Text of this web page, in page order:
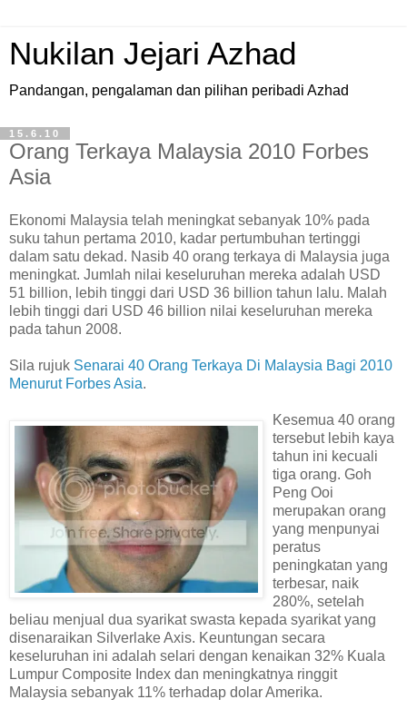
Nukilan Jejari Azhad
Pandangan, pengalaman dan pilihan peribadi Azhad
15.6.10
Orang Terkaya Malaysia 2010 Forbes
Asia
Ekonomi Malaysia telah meningkat sebanyak 10% pada
suku tahun pertama 2010, kadar pertumbuhan tertinggi
dalam satu dekad. Nasib 40 orang terkaya di Malaysia juga
meningkat. Jumlah nilai keseluruhan mereka adalah USD
51 billion, lebih tinggi dari USD 36 billion tahun lalu. Malah
lebih tinggi dari USD 46 billion nilai keseluruhan mereka
pada tahun 2008.
Sila rujuk Senarai 40 Orang Terkaya Di Malaysia Bagi 2010
Menurut Forbes Asia.
Kesemua 40 orang
tersebut lebih kaya
tahun ini kecuali
tiga orang. Goh
Peng Ooi
merupakan orang
yang menpunyai
peratus
peningkatan yang
terbesar, naik
280%, setelah
beliau menjual dua syarikat swasta kepada syarikat yang
disenaraikan Silverlake Axis. Keuntungan secara
keseluruhan ini adalah selari dengan kenaikan 32% Kuala
Lumpur Composite Index dan meningkatnya ringgit
Malaysia sebanyak 11% terhadap dolar Amerika.